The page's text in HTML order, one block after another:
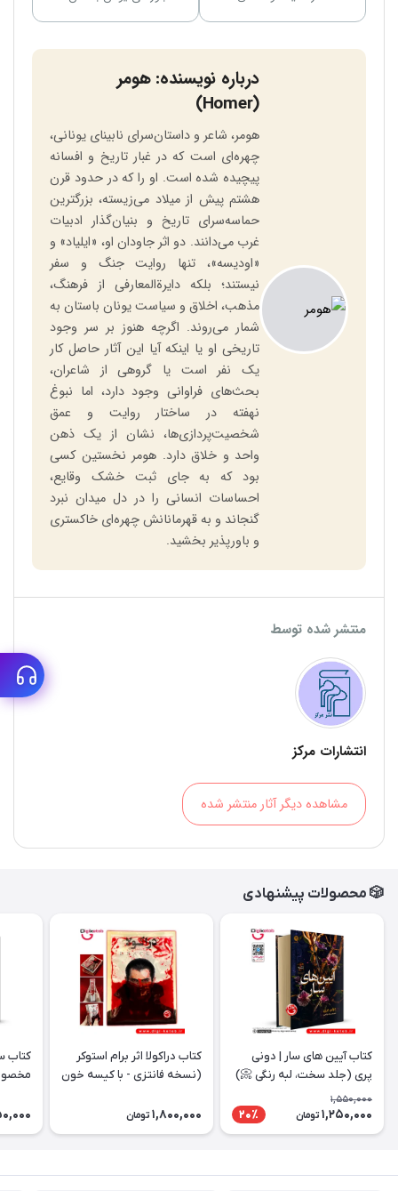
درباره نویسنده: هومر
(Homer)
هومر، شاعر و داستان‌سرای نابینای یونانی،
چهره‌ای است که در غبار تاریخ و افسانه
پیچیده شده است. او را که در حدود قرن
هشتم پیش از میلاد می‌زیسته، بزرگترین
حماسه‌سرای تاریخ و بنیان‌گذار ادبیات
غرب می‌دانند. دو اثر جاودان او، «ایلیاد» و
«اودیسه»، تنها روایت جنگ و سفر
نیستند؛ بلکه دایرة‌المعارفی از فرهنگ،
مذهب، اخلاق و سیاست یونان باستان به
شمار می‌روند. اگرچه هنوز بر سر وجود
تاریخی او یا اینکه آیا این آثار حاصل کار
یک نفر است یا گروهی از شاعران،
بحث‌های فراوانی وجود دارد، اما نبوغ
نهفته در ساختار روایت و عمق
شخصیت‌پردازی‌ها، نشان از یک ذهن
واحد و خلاق دارد. هومر نخستین کسی
بود که به جای ثبت خشک وقایع،
احساسات انسانی را در دل میدان نبرد
گنجاند و به قهرمانانش چهره‌ای خاکستری
و باورپذیر بخشید.
منتشر شده توسط
انتشارات مرکز
مشاهده دیگر آثار منتشر شده
🎲 محصولات پیشنهادی
کتاب آیین‌ های سار | دونی
پری (جلد سخت، لبه رنگی 📀)
1,550,000
1,250,000 تومان 20٪
کتاب دراکولا اثر برام استوکر
(نسخه فانتزی - با کیسه خون
1,800,000 تومان
کتاب